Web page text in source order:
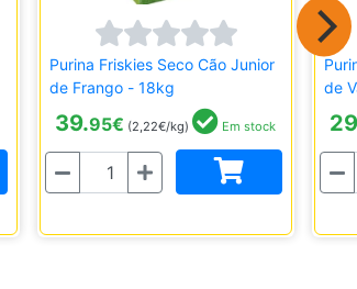
Purina Friskies Seco Cão Junior
de Frango - 18kg
39.95€ (2,22€/kg) Em stock
Quantidade
de